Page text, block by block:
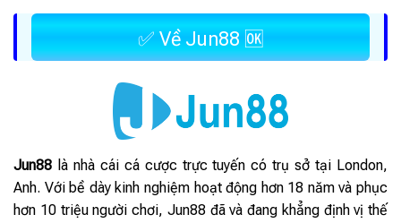
✅ Về Jun88 🆗
Jun88 là nhà cái cá cược trực tuyến có trụ sở tại London,
Anh. Với bề dày kinh nghiệm hoạt động hơn 18 năm và phục
hơn 10 triệu người chơi, Jun88 đã và đang khẳng định vị thế